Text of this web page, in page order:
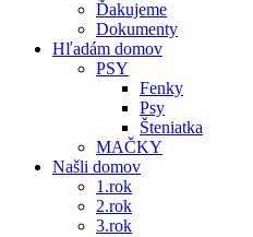
Ďakujeme
Dokumenty
Hľadám domov
PSY
Fenky
Psy
Šteniatka
MAČKY
Našli domov
1.rok
2.rok
3.rok